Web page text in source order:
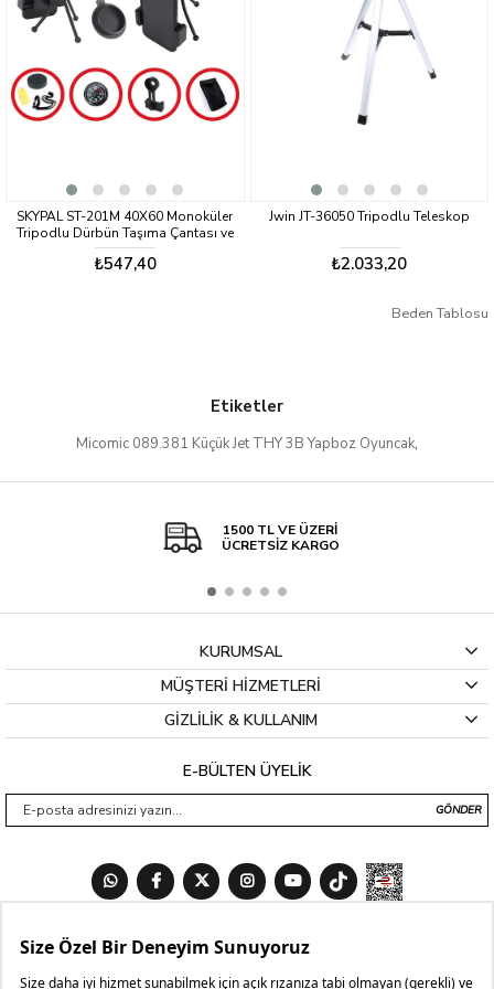
Barkod Numarası: 4260126577978
SKYPAL ST-201M 40X60 Monoküler
Tripodlu Dürbün Taşıma Çantası ve
Mobil Aparat
₺547,40
Jwin JT-36050 Tripodlu Teleskop
₺2.033,20
Beden Tablosu
Etiketler
Micomic 089.381 Küçük Jet THY 3B Yapboz Oyuncak,
1500 TL VE ÜZERİ
ÜCRETSİZ KARGO
KURUMSAL
MÜŞTERİ HİZMETLERİ
GİZLİLİK & KULLANIM
E-BÜLTEN ÜYELİK
GÖNDER